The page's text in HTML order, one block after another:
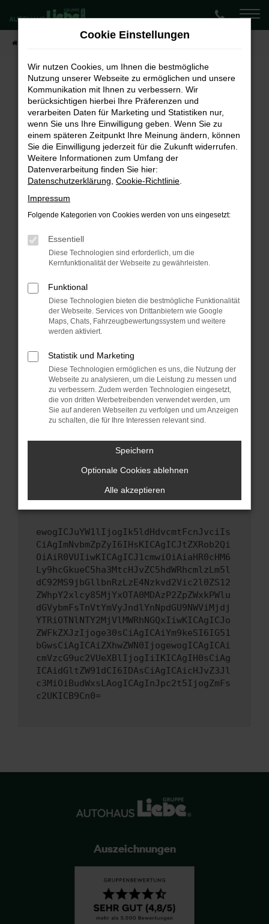
Zum
Hauptinhalt
springen
Lagerwagen-Angebote
Fehler: Network Error
Beim Laden ist ein Fehler aufgetreten.
Hier sind ein paar Tipps, die dir helfen können:
Überprüfe deine Firewall und deine
Internetverbindung.
Laden andere Webseiten, zum Beispiel deine
Suchmaschine?
Prüfe deine Browsererweiterungen.
können das Laden bestimmter Seiten
verhindern. Funktioniert die Seite in einem
anderen Browser oder in einem privaten
Starte dein Gerät neu.
Das kann manchmal helfen, vorübergehende
Probleme zu beheben.
Betriebssystem auf dem neuesten Stand
sind.
Veraltete Software birgt nicht nur ein
Sicherheitsrisiko, sondern kann auch dazu
führen, dass bestimmte Funktionen nicht mehr
unterstützt werden.
Wenn du alle oben genannten Schritte versucht
versuchen, das Problem zu beheben. Du kannst
uns diesen Text schicken, um uns bei der
Fehlersuche zu unterstützen:
ewogICJuYW1lIjogIk5ldHdvcmtFcnJvciIs
CiAgImNvbmZpZyI6IHsKICAgICJtZXRob2Qi
OiAiR0VUIiwKICAgICJ1cmwiOiAiaHR0cHM6
Ly9hcGkueC5ha3MtcHJvZC5hdWRhcmlzLm5l
dC92MS9jbGllbnRzLzE4Nzkvd2Vic2l0ZS12
ZWhpY2xlcy85MjYxOTA0MDAzP2ZpZWxkPWlu
dGVybmFsTnVtYmVyJndlYnNpdGU9NWViMjdj
YTRiOTNlNTY2MjVlMWRhNGQxIiwKICAgICJo
ZWFkZXJzIjoge30sCiAgICAiYm9keSI6IG51
bGwsCiAgICAiZXhwZWN0IjogewogICAgICAi
cmVzcG9uc2VUeXBlIjogIiIKICAgIH0sCiAg
ICAidGltZW91dCI6IDAsCiAgICAicHJvZ3Jl
c3MiOiBudWxsLAogICAgInJpc2t5IjogZmFs
c2UKICB9Cn0=
Auszeichnungen
Cookie Einstellungen
Wir nutzen Cookies, um Ihnen die bestmögliche
Nutzung unserer Webseite zu ermöglichen und unsere
Kommunikation mit Ihnen zu verbessern. Wir
berücksichtigen hierbei Ihre Präferenzen und
verarbeiten Daten für Marketing und Statistiken nur,
wenn Sie uns Ihre Einwilligung geben. Wenn Sie zu
einem späteren Zeitpunkt Ihre Meinung ändern, können
Sie die Einwilligung jederzeit für die Zukunft widerrufen.
Weitere Informationen zum Umfang der
Datenverarbeitung finden Sie hier:
Datenschutzerklärung Cookie-Richtlinie
Impressum
Folgende Kategorien von Cookies werden von uns eingesetzt:
Essentiell
Diese Technologien sind erforderlich, um die
Kernfunktionalität der Webseite zu gewährleisten.
Funktional
Diese Technologien bieten die bestmögliche Funktionalität
der Webseite. Services von Drittanbietern wie Google
Maps, Chats, Fahrzeugbewertungssystem und weitere
werden aktiviert.
Statistik und Marketing
Diese Technologien ermöglichen es uns, die Nutzung der
Webseite zu analysieren, um die Leistung zu messen und
zu verbessern. Zudem werden Technologien eingesetzt,
die von dritten Werbetreibenden verwendet werden, um
Sie auf anderen Webseiten zu verfolgen und um Anzeigen
zu schalten, die für Ihre Interessen relevant sind.
Speichern
Optionale Cookies ablehnen
Alle akzeptieren